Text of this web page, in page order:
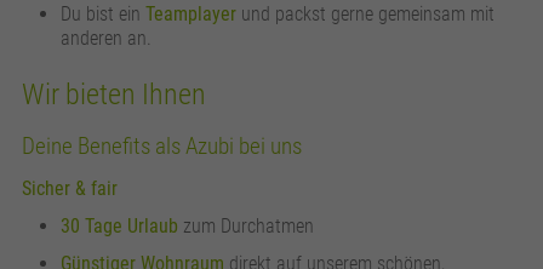
Du bist einTeamplayer und packst gerne gemeinsam mit
anderen an.
Wir bieten Ihnen
Deine Benefits als Azubi bei uns
Sicher & fair
30 Tage Urlaub zum Durchatmen
Günstiger Wohnraum direkt auf unserem schönen,